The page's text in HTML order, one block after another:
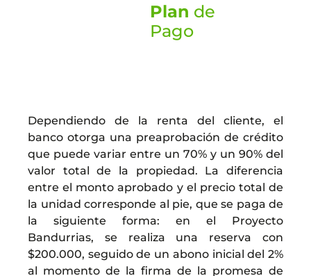
Plan de
Pago
Dependiendo de la renta del cliente, el
banco otorga una preaprobación de crédito
que puede variar entre un 70% y un 90% del
valor total de la propiedad. La diferencia
entre el monto aprobado y el precio total de
la unidad corresponde al pie, que se paga de
la siguiente forma: en el Proyecto
Bandurrias, se realiza una reserva con
$200.000, seguido de un abono inicial del 2%
al momento de la firma de la promesa de